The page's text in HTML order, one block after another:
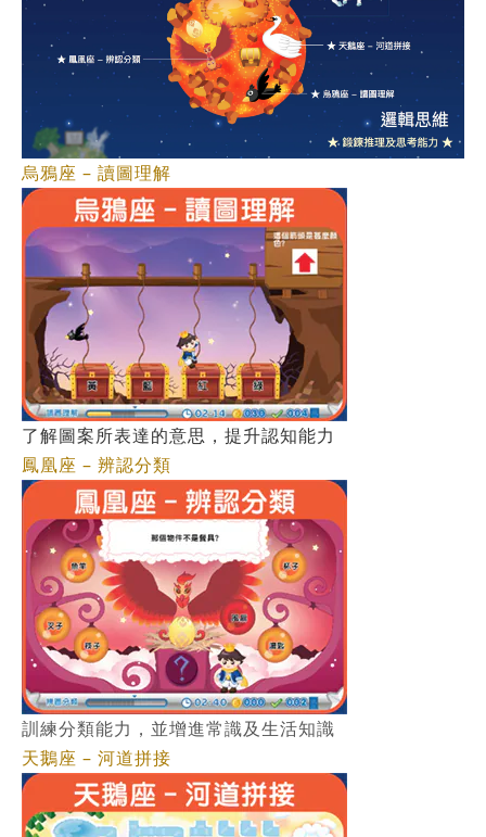
烏鴉座 – 讀圖理解
了解圖案所表達的意思，提升認知能力
鳳凰座 – 辨認分類
訓練分類能力，並增進常識及生活知識
天鵝座 – 河道拼接